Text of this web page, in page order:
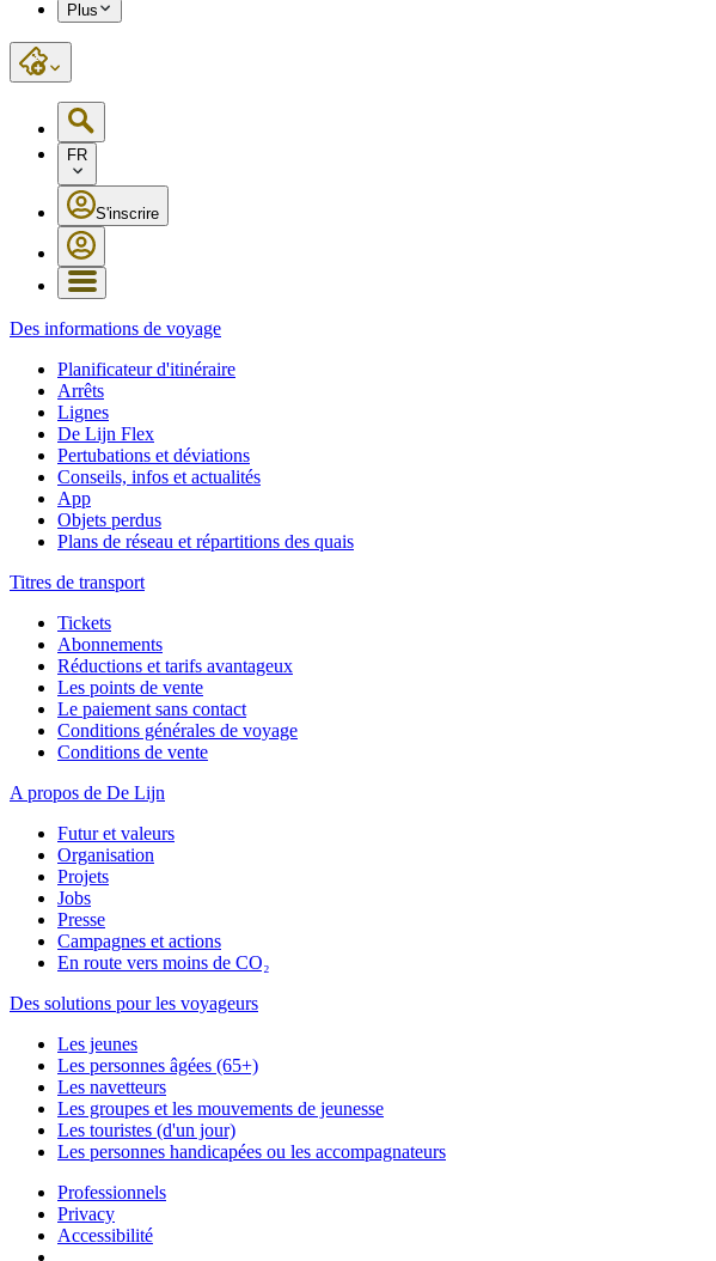
Plus
FR
S'inscrire
Des informations de voyage
Planificateur d'itinéraire
Arrêts
Lignes
De Lijn Flex
Pertubations et déviations
Conseils, infos et actualités
App
Objets perdus
Plans de réseau et répartitions des quais
Titres de transport
Tickets
Abonnements
Réductions et tarifs avantageux
Les points de vente
Le paiement sans contact
Conditions générales de voyage
Conditions de vente
A propos de De Lijn
Futur et valeurs
Organisation
Projets
Jobs
Presse
Campagnes et actions
En route vers moins de CO₂
Des solutions pour les voyageurs
Les jeunes
Les personnes âgées (65+)
Les navetteurs
Les groupes et les mouvements de jeunesse
Les touristes (d'un jour)
Les personnes handicapées ou les accompagnateurs
Professionnels
Privacy
Accessibilité